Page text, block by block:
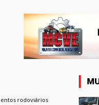
rodoviários